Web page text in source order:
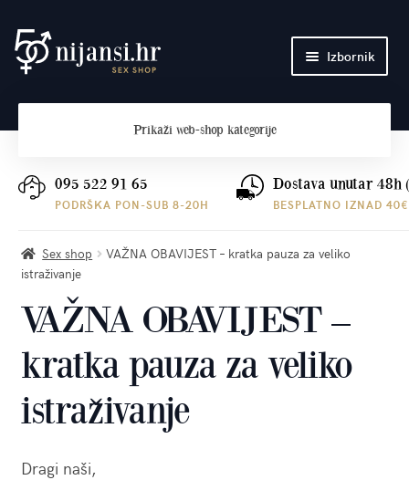
Preskoči
na
Skoči
do
Izbornik
Plaćanje i dostava
Prikaži web-shop kategorije
095 522 91 65
PODRŠKA PON-SUB 8-20H
Dostava unutar 48h
BESPLATNO IZNAD 40€
Sex shop
VAŽNA OBAVIJEST – kratka pauza za veliko
istraživanje
VAŽNA OBAVIJEST –
kratka pauza za veliko
istraživanje
Dragi naši,